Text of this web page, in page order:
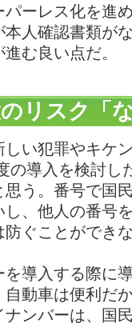
ーレス化を進
人確認書類が
む良い点だ。
リスク「
い犯罪やキケ
の導入を検討し
う。番号で国
、他人の番号
防ぐことができ
を導入する際に
動車は便利だ
ンバーは、国